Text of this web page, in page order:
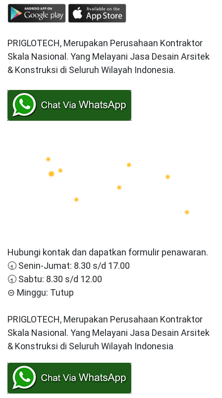
PRIGLOTECH, Merupakan Perusahaan Kontraktor
Skala Nasional. Yang Melayani Jasa Desain Arsitek
& Konstruksi di Seluruh Wilayah Indonesia.
Hubungi kontak dan dapatkan formulir penawaran.
🕣 Senin-Jumat: 8.30 s/d 17.00
🕣 Sabtu: 8.30 s/d 12.00
⊝ Minggu: Tutup
PRIGLOTECH, Merupakan Perusahaan Kontraktor
Skala Nasional. Yang Melayani Jasa Desain Arsitek
& Konstruksi di Seluruh Wilayah Indonesia